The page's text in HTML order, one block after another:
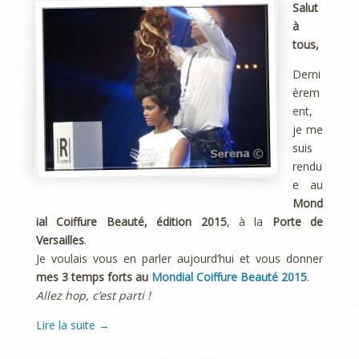
Salut
à
tous,
Derni
èrem
ent,
je me
suis
rendu
e au
Mond
ial Coiffure Beauté, édition 2015, à la Porte de
Versailles.
Je voulais vous en parler aujourd’hui et vous donner
mes 3 temps forts au Mondial Coiffure Beauté 2015.
Allez hop, c’est parti !
Lire la suite →